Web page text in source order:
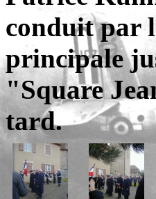
conduit par
principale
"Square
tard.